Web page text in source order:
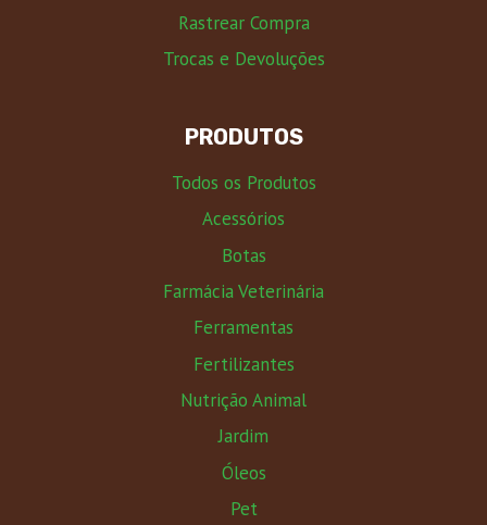
Rastrear Compra
Trocas e Devoluções
PRODUTOS
Todos os Produtos
Acessórios
Botas
Farmácia Veterinária
Ferramentas
Fertilizantes
Nutrição Animal
Jardim
Óleos
Pet